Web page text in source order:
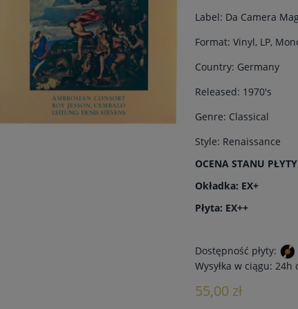
Label: Da Camera
Format: Vinyl, LP,
Country: Germany
Released: 1970's
Genre: Classical
Style: Renaissance
OCENA STANU PŁYTY
Okładka: EX+
Płyta: EX++
Dostępność płyty:
Wysyłka w ciągu: 24h
55,00 zł